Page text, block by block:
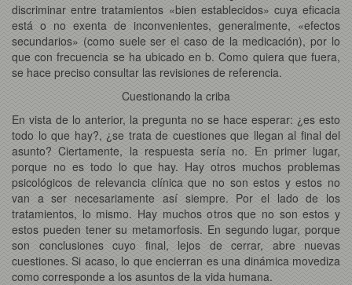
discriminar entre tratamientos «bien establecidos» cuya eficacia
está o no exenta de inconvenientes, generalmente, «efectos
secundarios» (como suele ser el caso de la medicación), por lo
que con frecuencia se ha ubicado en b. Como quiera que fuera,
se hace preciso consultar las revisiones de referencia.
Cuestionando la criba
En vista de lo anterior, la pregunta no se hace esperar: ¿es esto
todo lo que hay?, ¿se trata de cuestiones que llegan al final del
asunto? Ciertamente, la respuesta sería no. En primer lugar,
porque no es todo lo que hay. Hay otros muchos problemas
psicológicos de relevancia clínica que no son estos y estos no
van a ser necesariamente así siempre. Por el lado de los
tratamientos, lo mismo. Hay muchos otros que no son estos y
estos pueden tener su metamorfosis. En segundo lugar, porque
son conclusiones cuyo final, lejos de cerrar, abre nuevas
cuestiones. Si acaso, lo que encierran es una dinámica movediza
como corresponde a los asuntos de la vida humana.